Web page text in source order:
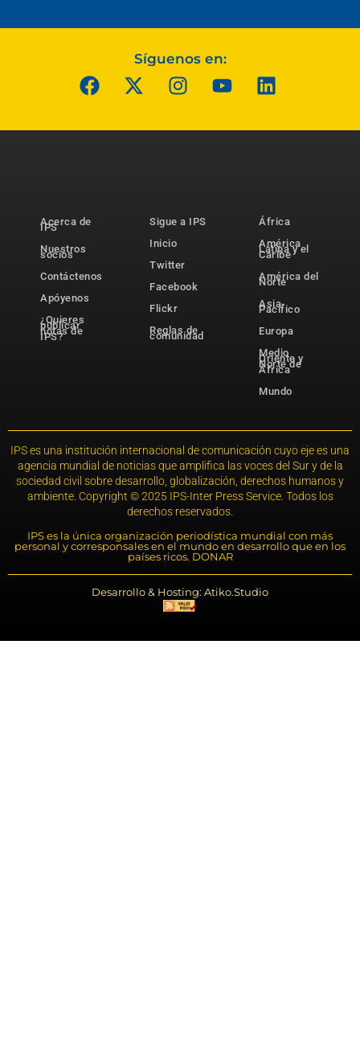
Síguenos en:
Acerca de
IPS
Nuestros
socios
Contáctenos
Apóyenos
¿Quieres
publicar
notas de
IPS?
Sigue a IPS
Inicio
Twitter
Facebook
Flickr
Reglas de
comunidad
África
América
Latina y el
Caribe
América del
Norte
Asia-
Pacífico
Europa
Medio
Oriente y
Norte de
África
Mundo
IPS es una institución internacional de comunicación cuyo eje es una
agencia mundial de noticias que amplifica las voces del Sur y de la
sociedad civil sobre desarrollo, globalización, derechos humanos y
ambiente. Copyright © 2025 IPS-Inter Press Service. Todos los
derechos reservados.
IPS es la única organización periodística mundial con más
personal y corresponsales en el mundo en desarrollo que en los
países ricos. DONAR
Desarrollo & Hosting: Atiko.Studio